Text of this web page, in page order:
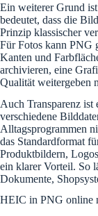
Ein weiterer Grund
bedeutet, dass die
Prinzip klassischer
Für Fotos kann PNG
Kanten und
archivieren, eine
Qualität weitergeben
Auch Transparenz
verschiedene
Alltagsprogrammen
das Standardformat
Produktbildern,
ein klarer Vorteil. So
Dokumente,
HEIC in PNG online